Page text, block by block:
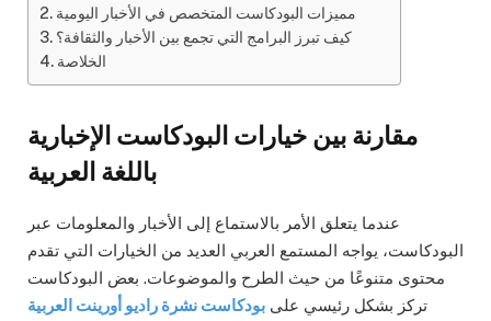
مميزات البودكاست المتخصص في الأخبار اليومية
كيف تبرز البرامج التي تجمع بين الأخبار والثقافة؟
الخلاصة
مقارنة بين خيارات البودكاست الإخبارية
باللغة العربية
عندما يتعلق الأمر بالاستماع إلى الأخبار والمعلومات عبر
البودكاست، يواجه المستمع العربي العديد من الخيارات التي تقدم
محتوى متنوعًا من حيث الطرح والموضوعات. بعض البودكاست
تركز بشكل رئيسي على بودكاست نشرة راديو أورينت العربية